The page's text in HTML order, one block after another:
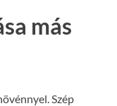
más
Szép